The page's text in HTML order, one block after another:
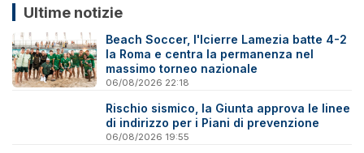
Ultime notizie
Beach Soccer, l'Icierre Lamezia batte 4-2
la Roma e centra la permanenza nel
massimo torneo nazionale
06/08/2026 22:18
Rischio sismico, la Giunta approva le linee
di indirizzo per i Piani di prevenzione
06/08/2026 19:55